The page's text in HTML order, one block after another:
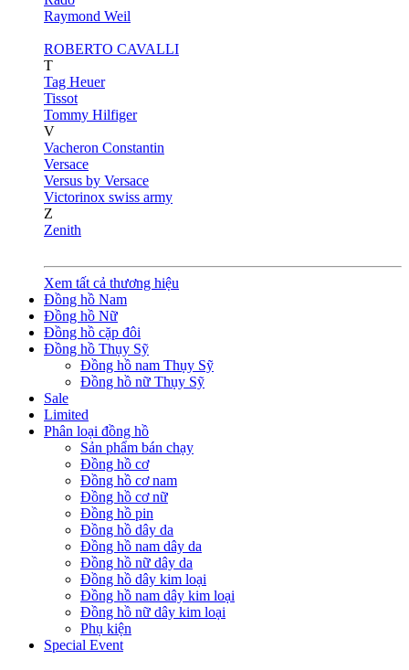
Raymond Weil
ROBERTO CAVALLI
T
Tag Heuer
Tissot
Tommy Hilfiger
V
Vacheron Constantin
Versace
Versus by Versace
Victorinox swiss army
Z
Zenith
Xem tất cả thương hiệu
Đồng hồ Nam
Đồng hồ Nữ
Đồng hồ cặp đôi
Đồng hồ Thụy Sỹ
Đồng hồ nam Thụy Sỹ
Đồng hồ nữ Thụy Sỹ
Sale
Limited
Phân loại đồng hồ
Sản phẩm bán chạy
Đồng hồ cơ
Đồng hồ cơ nam
Đồng hồ cơ nữ
Đồng hồ pin
Đồng hồ dây da
Đồng hồ nam dây da
Đồng hồ nữ dây da
Đồng hồ dây kim loại
Đồng hồ nam dây kim loại
Đồng hồ nữ dây kim loại
Phụ kiện
Special Event